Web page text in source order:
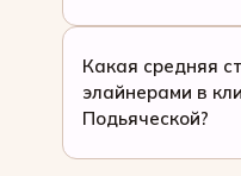
Какая средняя
элайнерами в
Подьяческой?